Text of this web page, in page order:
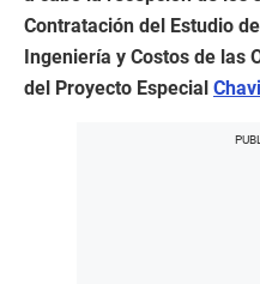
Contratación del Estudio
Ingeniería y Costos de las
del Proyecto Especial